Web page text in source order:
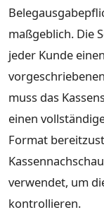
maßgeblich. Die
jeder Kunde
muss das
einen
Format
verwendet, um
kontrollieren.